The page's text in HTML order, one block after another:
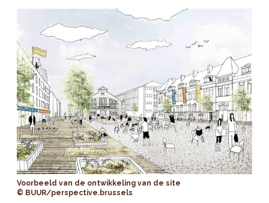
Voorbeeld van de ontwikkeling van de site
© BUUR/perspective.brussels